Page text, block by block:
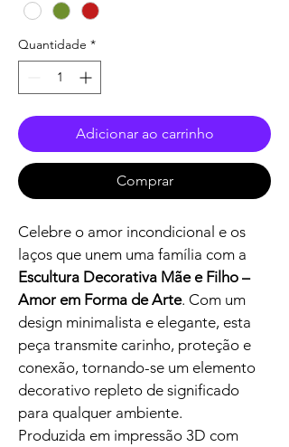
Quantidade *
Adicionar ao carrinho
Comprar
Celebre o amor incondicional e os
laços que unem uma família com a
Escultura Decorativa Mãe e Filho –
Amor em Forma de Arte. Com um
design minimalista e elegante, esta
peça transmite carinho, proteção e
conexão, tornando-se um elemento
decorativo repleto de significado
para qualquer ambiente.
Produzida em impressão 3D com